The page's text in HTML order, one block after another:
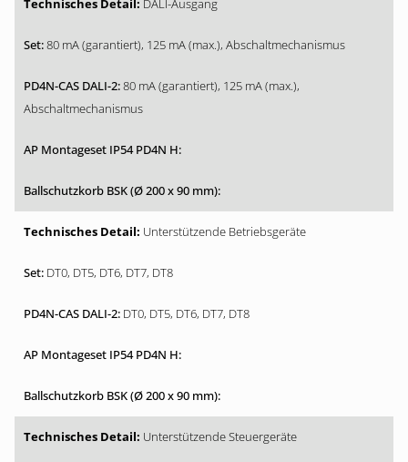
DALI-Ausgang
80 mA (garantiert), 125 mA (max.), Abschaltmechanismus
80 mA (garantiert), 125 mA (max.),
Abschaltmechanismus
Unterstützende Betriebsgeräte
DT0, DT5, DT6, DT7, DT8
DT0, DT5, DT6, DT7, DT8
Unterstützende Steuergeräte